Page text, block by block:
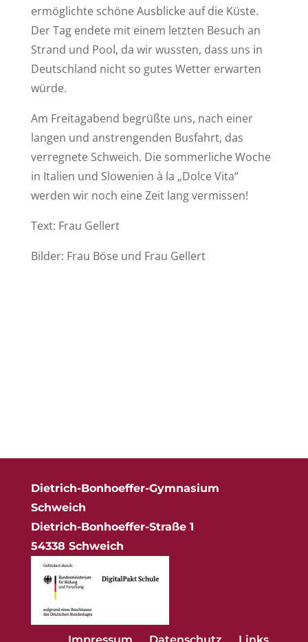
ermöglichte schöne Ausblicke auf die Küste.
Der Tag endete mit einem letzten Besuch an
Strand und Pool, da wir wussten, dass uns in
Deutschland nicht so gutes Wetter erwarten
würde.
Am Freitagabend begrüßte uns, nach einer
langen und anstrengenden Busfahrt, das
verregnete Schweich. Die sommerliche Woche
in Italien und Slowenien à la „Dolce Vita“
werden wir noch eine Zeit lang vermissen!
Text: Frau Gellert
Bilder: Frau Böse und Frau Gellert
Dietrich-Bonhoeffer-Gymnasium
Schweich
Dietrich-Bonhoeffer-Straße 1
54338 Schweich